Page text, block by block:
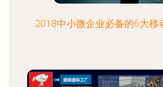
2018中小微企业必备的6大移